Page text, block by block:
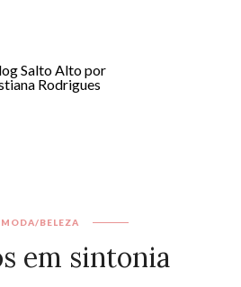
MODA/BELEZA
em sintonia